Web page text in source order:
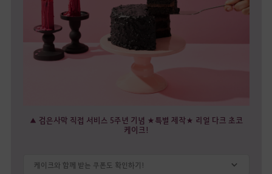
▲ 검은사막 직접 서비스 5주년 기념 ★특별 제작★ 리얼 다크 초코
케이크!
케이크와 함께 받는 쿠폰도 확인하기!